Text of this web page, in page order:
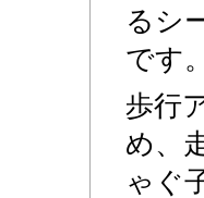
るシ
です。
歩行
め、
ゃぐ